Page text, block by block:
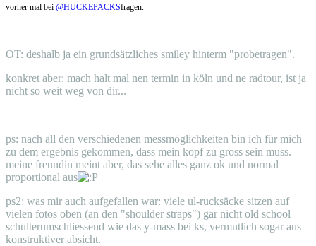
vorher mal bei @HUCKEPACKSfragen.
OT: deshalb ja ein grundsätzliches smiley hinterm "probetragen".
konkret aber: mach halt mal nen termin in köln und ne radtour, ist ja
nicht so weit weg von dir...
ps: nach all den verschiedenen messmöglichkeiten bin ich für mich
zu dem ergebnis gekommen, dass mein kopf zu gross sein muss.
meine freundin meint aber, das sehe alles ganz ok und normal
proportional aus
ps2: was mir auch aufgefallen war: viele ul-rucksäcke sitzen auf
vielen fotos oben (an den "shoulder straps") gar nicht old school
schulterumschliessend wie das y-mass bei ks, vermutlich sogar aus
konstruktiver absicht.